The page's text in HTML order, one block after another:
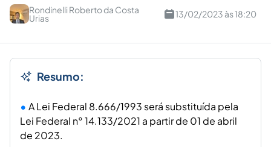
Rondinelli Roberto da Costa
Urias 13/02/2023 às 18:20
Resumo:
A Lei Federal 8.666/1993 será substituída pela
Lei Federal n° 14.133/2021 a partir de 01 de abril
de 2023.